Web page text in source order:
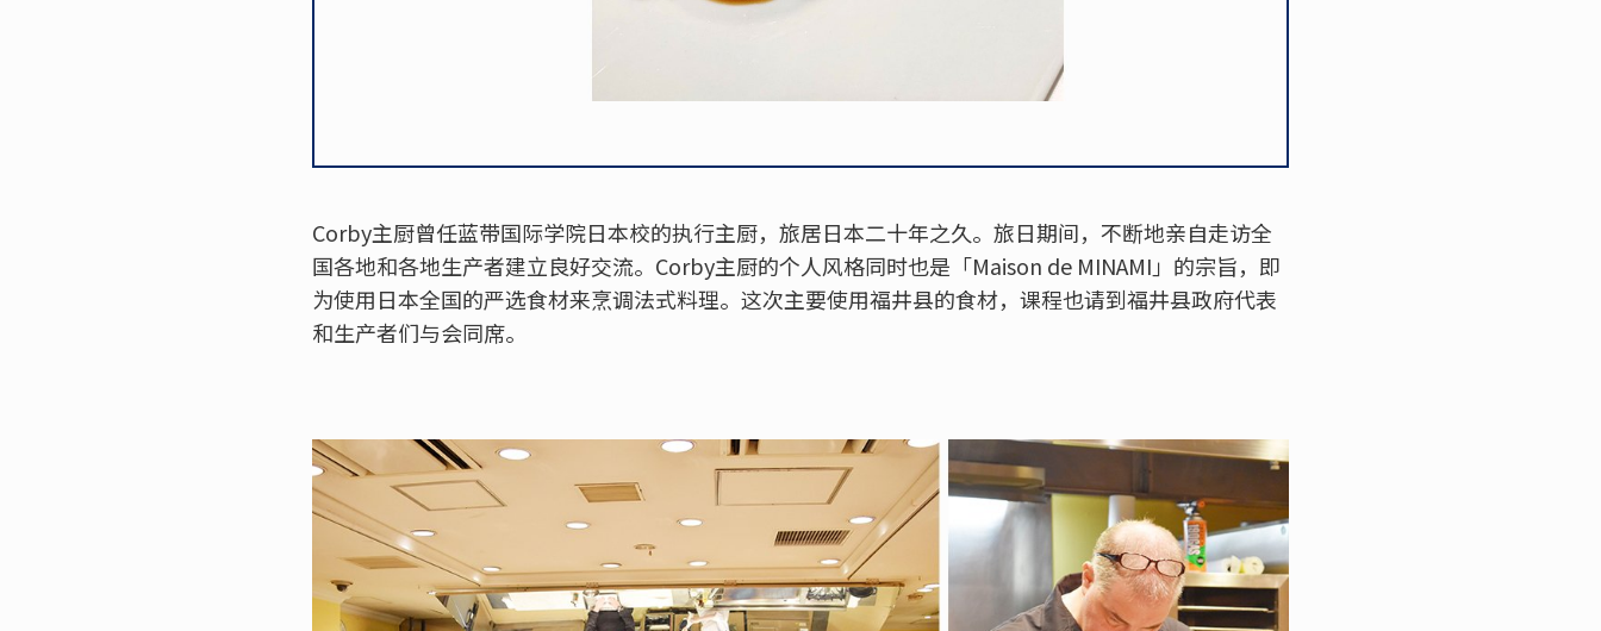
Corby主厨曾任蓝带国际学院日本校的执行主厨，旅居日本二十年之久。旅日期间，不断地亲自走访全
国各地和各地生产者建立良好交流。Corby主厨的个人风格同时也是「Maison de MINAMI」的宗旨，即
为使用日本全国的严选食材来烹调法式料理。这次主要使用福井县的食材，课程也请到福井县政府代表
和生产者们与会同席。